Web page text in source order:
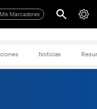
Mis Marcadores
Noticias